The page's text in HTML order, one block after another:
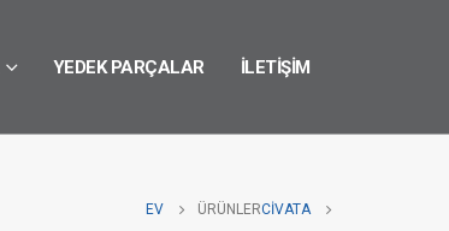
YEDEK PARÇALAR İLETIŞIM
EV ÜRÜNLERCIVATA